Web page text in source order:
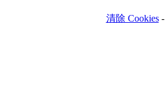
清除 Cookies-